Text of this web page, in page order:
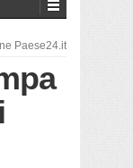
Paese24.it